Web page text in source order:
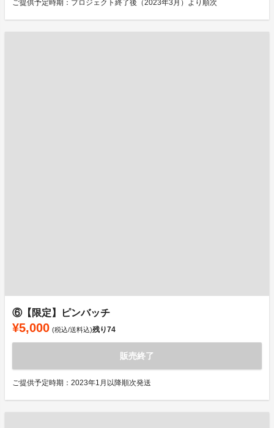
ご提供予定時期：プロジェクト終了後（2023年3月）より順次
⑥【限定】ピンバッチ
¥5,000 (税込/送料込)残り74
販売終了
ご提供予定時期：2023年1月以降順次発送